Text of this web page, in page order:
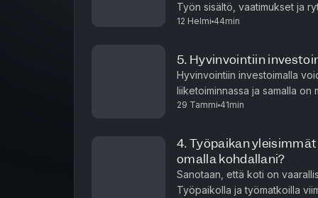
Työn sisältö, vaatimukset ja
myös työntekijöiden roolit,
12 Helmi 44min
5. Hyvinvointiin
Hyvinvointiin investoimalla
liiketoiminnassa ja samalla
sitoutumista ja
29 Tammi 41min
4. Työpaikan
omalla kohdallani?
Sanotaan, että koti on
Työpaikolla ja työmatkoilla